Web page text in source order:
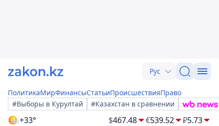
Рус
ПолитикаМирФинансыСтатьиПроисшествияПраво
#Выборы в Курултай
#Казахстан в сравнении
+33° $467.48 €539.52 ₽5.73